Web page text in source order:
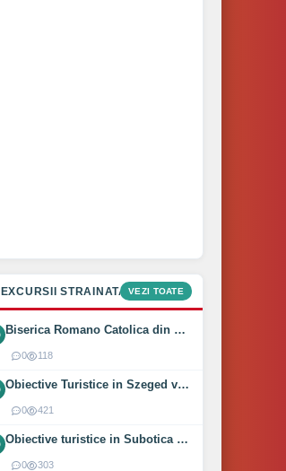
EXCURSII STRAINATATEVEZI TOATE
Biserica Romano Catolica din Óföldeák, Ungaria (2025)
0 118
Obiective Turistice in Szeged vizitate intr-o zi (2024)
0 421
Obiective turistice in Subotica vizitate intr-o zi (2024)
0 303